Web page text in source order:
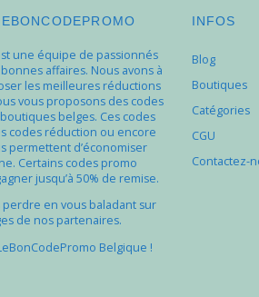
une équipe de passionnés
affaires. Nous avons à
les meilleures réductions
vous proposons des codes
belges. Ces codes
codes réduction ou encore
permettent d’économiser
Certains codes promo
jusqu’à 50% de remise.
perdre en vous baladant sur
de nos partenaires.
Belgique !
INFOS
Blog
Boutiques
Catégories
CGU
Contactez-